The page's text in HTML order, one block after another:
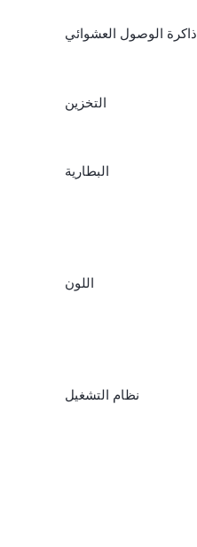
ذاكرة الوصول العشوائي
التخزين
البطارية
اللون
نظام التشغيل